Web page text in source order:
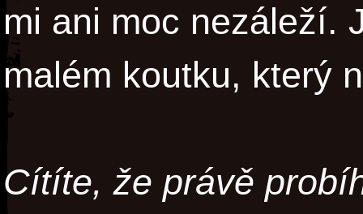
mi ani moc nezáleží.
malém koutku, který
Cítíte, že právě